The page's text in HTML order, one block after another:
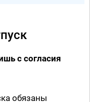
с согласия
обязаны